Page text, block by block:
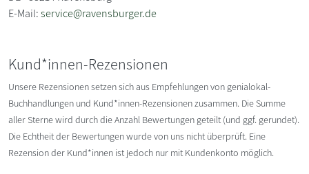
E-Mail:service@ravensburger.de
Kund*innen-Rezensionen
Unsere Rezensionen setzen sich aus Empfehlungen von genialokal-
Buchhandlungen und Kund*innen-Rezensionen zusammen. Die Summe
aller Sterne wird durch die Anzahl Bewertungen geteilt (und ggf. gerundet).
Die Echtheit der Bewertungen wurde von uns nicht überprüft. Eine
Rezension der Kund*innen ist jedoch nur mit Kundenkonto möglich.